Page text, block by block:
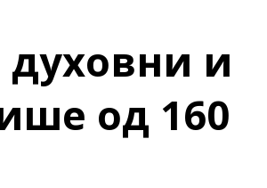
духовни и
од 160